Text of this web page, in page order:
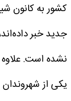
کشور به کانون
جدید خبر
نشده است.
یکی از